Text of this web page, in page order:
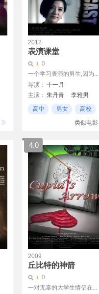
2012
表演课堂
0
一个学习表演的男生,因为...
导演： 十一月
主演： 朱丹青
李雅男
高露
乔任梁
高中 男女
高校
类似电影
4.0
2009
丘比特的神箭
0
一对无辜的大学生情侣在...